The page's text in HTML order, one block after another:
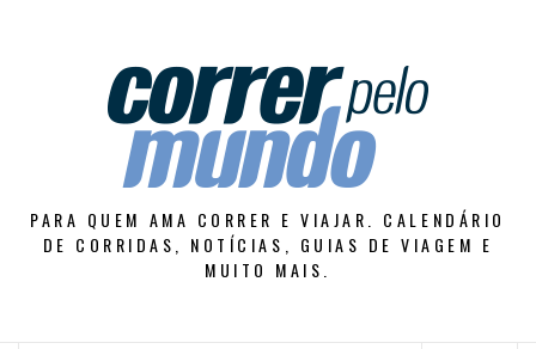
PARA QUEM AMA CORRER E VIAJAR. CALENDÁRIO
DE CORRIDAS, NOTÍCIAS, GUIAS DE VIAGEM E
MUITO MAIS.